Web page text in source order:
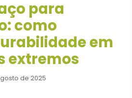
para
como
em
extremos
de 2025